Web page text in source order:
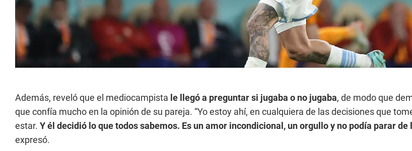
Además, reveló que el mediocampista le llegó a preguntar si jugaba o no jugaba, de modo que
que confía mucho en la opinión de su pareja. “Yo estoy ahí, en cualquiera de las decisiones que
estar. Y él decidió lo que todos sabemos. Es un amor incondicional, un orgullo y no podía parar de
expresó.